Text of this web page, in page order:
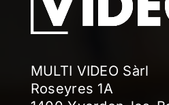
MULTI VIDEO Sàrl
Roseyres 1A